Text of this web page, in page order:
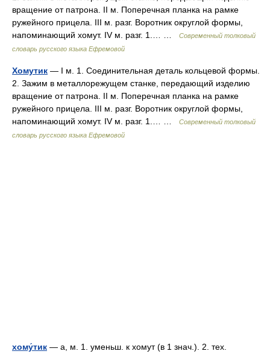
вращение от патрона. II м. Поперечная планка на рамке
ружейного прицела. III м. разг. Воротник округлой формы,
напоминающий хомут. IV м. разг. 1.… …
Современный толковый
словарь русского языка Ефремовой
Хомутик — I м. 1. Соединительная деталь кольцевой формы.
2. Зажим в металлорежущем станке, передающий изделию
вращение от патрона. II м. Поперечная планка на рамке
ружейного прицела. III м. разг. Воротник округлой формы,
напоминающий хомут. IV м. разг. 1.… …
Современный толковый
словарь русского языка Ефремовой
хому́тик — а, м. 1. уменьш. к хомут (в 1 знач.). 2. тех.